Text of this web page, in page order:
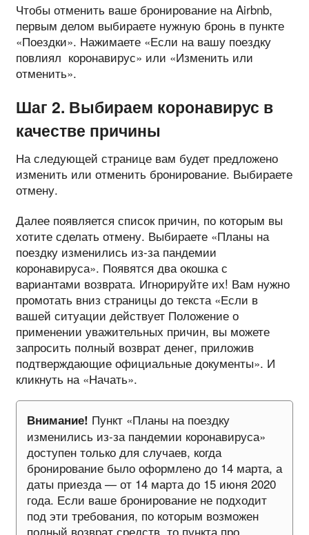
Чтобы отменить ваше бронирование на Airbnb,
первым делом выбираете нужную бронь в пункте
«Поездки». Нажимаете «Если на вашу поездку
повлиял коронавирус» или «Изменить или
отменить».
Шаг 2. Выбираем коронавирус в
качестве причины
На следующей странице вам будет предложено
изменить или отменить бронирование. Выбираете
отмену.
Далее появляется список причин, по которым вы
хотите сделать отмену. Выбираете «Планы на
поездку изменились из-за пандемии
коронавируса». Появятся два окошка с
вариантами возврата. Игнорируйте их! Вам нужно
промотать вниз страницы до текста «Если в
вашей ситуации действует Положение о
применении уважительных причин, вы можете
запросить полный возврат денег, приложив
подтверждающие официальные документы». И
кликнуть на «Начать».
Внимание! Пункт «Планы на поездку
изменились из-за пандемии коронавируса»
доступен только для случаев, когда
бронирование было оформлено до 14 марта, а
даты приезда — от 14 марта до 15 июня 2020
года. Если ваше бронирование не подходит
под эти требования, по которым возможен
полный возврат средств, то пункта про